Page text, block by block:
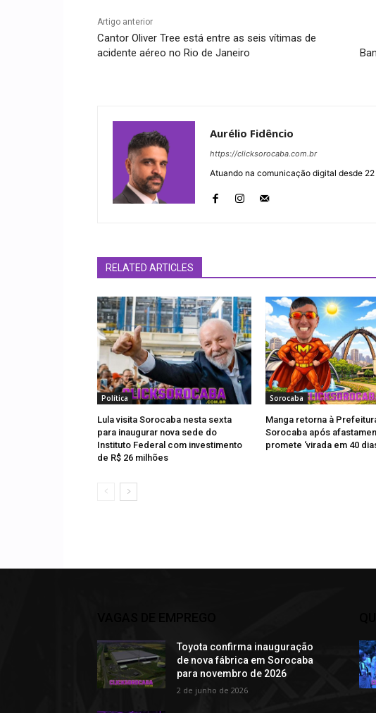
Artigo anterior
Cantor Oliver Tree está entre as seis vítimas de
acidente aéreo no Rio de Janeiro
Aurélio Fidêncio
https://clicksorocaba.com.br
Atuando na comunicação digital desde
RELATED ARTICLES
Política
Lula visita Sorocaba nesta sexta
para inaugurar nova sede do
Instituto Federal com investimento
de R$ 26 milhões
Sorocaba
Manga retorna à
Sorocaba após
promete ‘virada em 40
Toyota confirma inauguração
de nova fábrica em Sorocaba
para novembro de 2026
2 de junho de 2026